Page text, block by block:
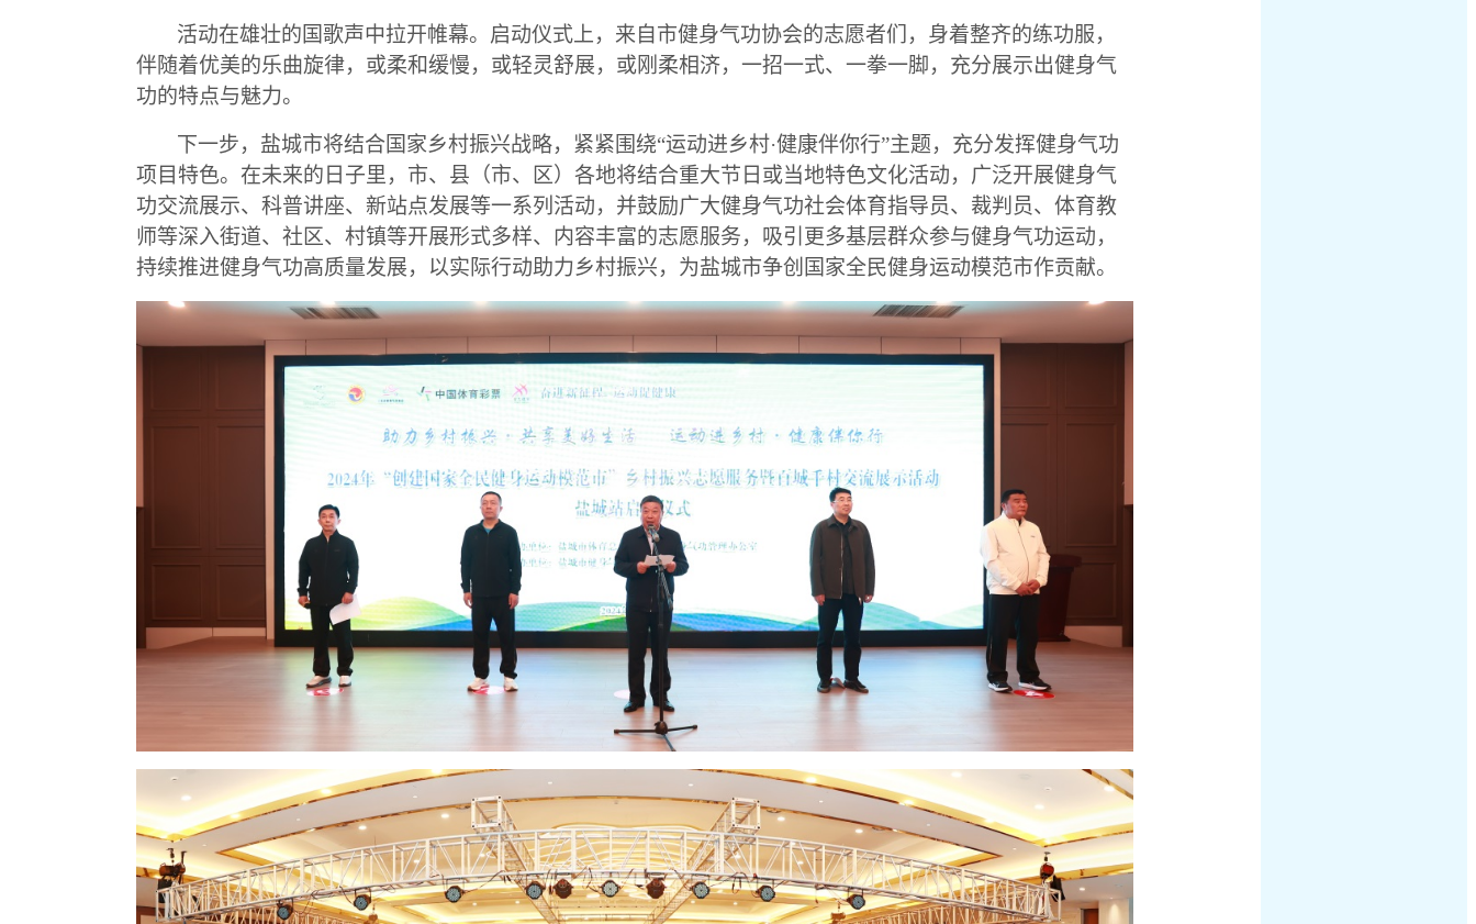
活动在雄壮的国歌声中拉开帷幕。启动仪式上，来自市健身气功协会的志愿者们，身着整齐的练功服，
伴随着优美的乐曲旋律，或柔和缓慢，或轻灵舒展，或刚柔相济，一招一式、一拳一脚，充分展示出健身气
功的特点与魅力。
下一步，盐城市将结合国家乡村振兴战略，紧紧围绕“运动进乡村·健康伴你行”主题，充分发挥健身气功
项目特色。在未来的日子里，市、县（市、区）各地将结合重大节日或当地特色文化活动，广泛开展健身气
功交流展示、科普讲座、新站点发展等一系列活动，并鼓励广大健身气功社会体育指导员、裁判员、体育教
师等深入街道、社区、村镇等开展形式多样、内容丰富的志愿服务，吸引更多基层群众参与健身气功运动，
持续推进健身气功高质量发展，以实际行动助力乡村振兴，为盐城市争创国家全民健身运动模范市作贡献。